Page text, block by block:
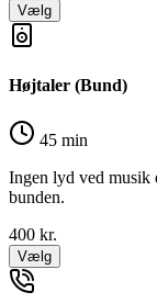
Vælg
Højtaler (Bund)
45 min
Ingen lyd ved musik
bunden.
400 kr.
Vælg